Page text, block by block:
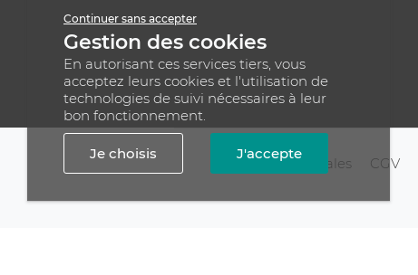
Mentions légales CGV
Continuer sans accepter
Gestion des cookies
En autorisant ces services tiers, vous
acceptez leurs cookies et l'utilisation de
technologies de suivi nécessaires à leur
bon fonctionnement.
Je choisis J'accepte